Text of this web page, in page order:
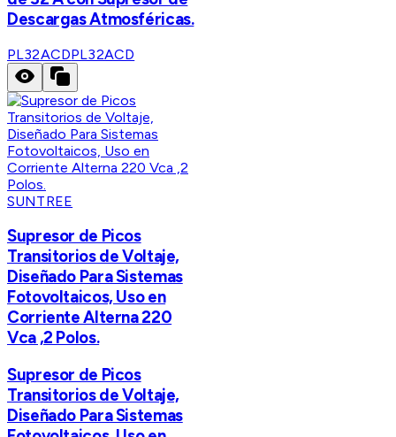
Descargas Atmosféricas.
PL32ACDPL32ACD
SUNTREE
Supresor de Picos
Transitorios de Voltaje,
Diseñado Para Sistemas
Fotovoltaicos, Uso en
Corriente Alterna 220
Vca ,2 Polos.
Supresor de Picos
Transitorios de Voltaje,
Diseñado Para Sistemas